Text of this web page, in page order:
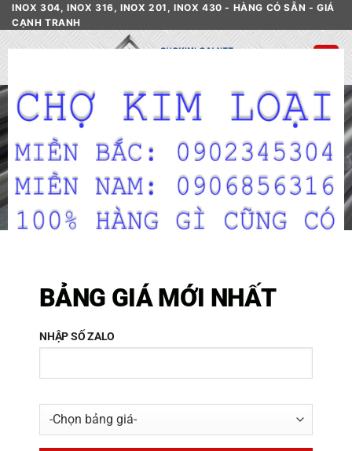
Skip
to
content
INOX 304, INOX 316, INOX 201, INOX 430 - HÀNG CÓ SẴN - GIÁ
CẠNH TRANH
Inox 403 Giá Rẻ
CỬA HÀNG INOX
BẢNG GIÁ MỚI NHẤT
NHẬP SỐ ZALO